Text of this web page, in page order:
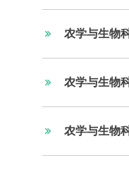
农学与生物
农学与生物
农学与生物